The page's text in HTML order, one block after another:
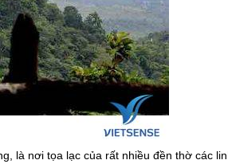
là nơi tọa lạc của rất nhiều đền thờ các